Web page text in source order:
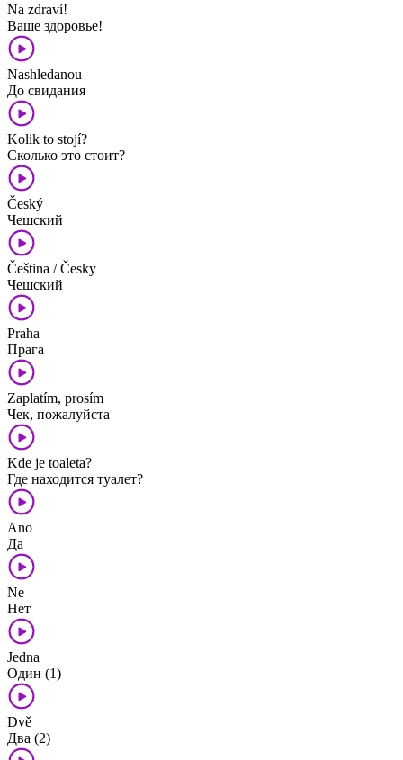
Na zdraví!
Ваше здоровье!
Nashledanou
До свидания
Kolik to stojí?
Сколько это стоит?
Český
Чешский
Čeština / Česky
Чешский
Praha
Прага
Zaplatím, prosím
Чек, пожалуйста
Kde je toaleta?
Где находится туалет?
Ano
Да
Ne
Нет
Jedna
Один (1)
Dvě
Два (2)